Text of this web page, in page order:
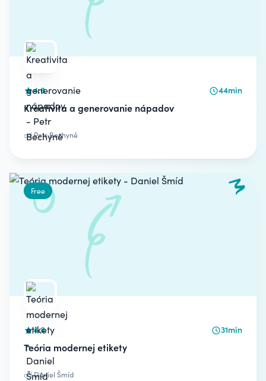
4.8 44min
Kreativita a generovanie nápadov
odPetr Bechyně
Free
4.8 31min
Teória modernej etikety
odDaniel Šmíd